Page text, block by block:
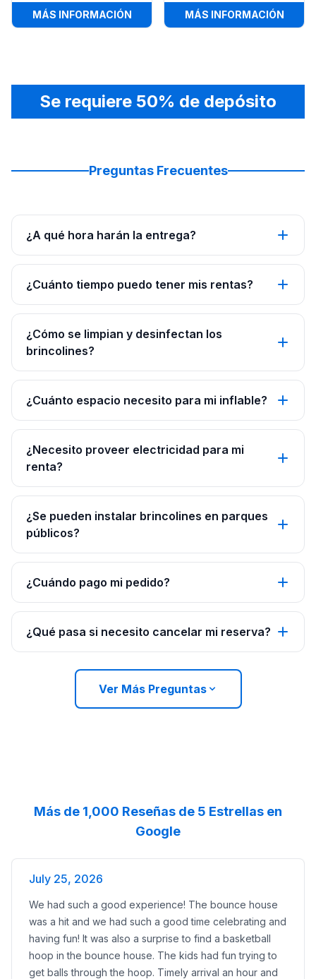
MÁS INFORMACIÓN: COMBO PALMERA TOBOGÁN
MÁS INFORMACIÓN:
Se requiere 50% de depósito
Preguntas Frecuentes
¿A qué hora harán la entrega?
¿Cuánto tiempo puedo tener mis rentas?
¿Cómo se limpian y desinfectan los
brincolines?
¿Cuánto espacio necesito para mi inflable?
¿Necesito proveer electricidad para mi
renta?
¿Se pueden instalar brincolines en parques
públicos?
¿Cuándo pago mi pedido?
¿Qué pasa si necesito cancelar mi reserva?
Ver Más Preguntas
Más de 1,000 Reseñas de 5 Estrellas en
Google
July 25, 2026
We had such a good experience! The bounce house
was a hit and we had such a good time celebrating and
having fun! It was also a surprise to find a basketball
hoop in the bounce house. The kids had fun trying to
get balls through the hoop. Timely arrival an hour and